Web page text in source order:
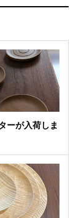
ーが入荷しま